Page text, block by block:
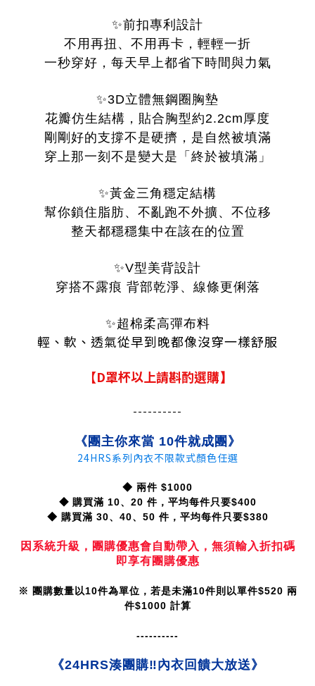
✨前扣專利設計
不用再扭、不用再卡，輕輕一折
一秒穿好，每天早上都省下時間與力氣
✨3D立體無鋼圈胸墊
花瓣仿生結構，貼合胸型約2.2cm厚度
剛剛好的支撐不是硬擠，是自然被填滿
穿上那一刻不是變大是「終於被填滿」
✨黃金三角穩定結構
幫你鎖住脂肪、不亂跑不外擴、不位移
整天都穩穩集中在該在的位置
✨V型美背設計
穿搭不露痕 背部乾淨、線條更俐落
✨超棉柔高彈布料
輕、軟、透氣從早到晚都像沒穿一樣舒服
【D罩杯以上請斟酌選購】
----------
《團主你來當 10件就成團 》
24HRS系列內衣不限款式顏色任選
◆ 兩件 $1000
◆ 購買滿 10、20 件，平均每件只要$400
◆ 購買滿 30、40、50 件，平均每件只要$380
因系統升級，團購優惠會自動帶入，無須輸入折扣碼
即享有團購優惠
※ 團購數量以10件為單位，若是未滿10件則以單件$520 兩
件$1000 計算
----------
《24HRS湊團購‼️內衣回饋大放送》